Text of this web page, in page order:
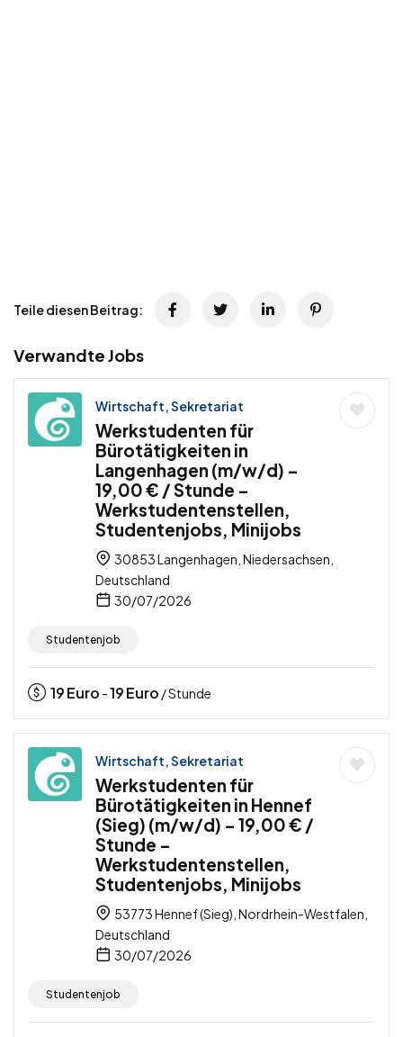
Teile diesen Beitrag:
Verwandte Jobs
Wirtschaft, Sekretariat
Werkstudenten für
Bürotätigkeiten in
Langenhagen (m/w/d) –
19,00 € / Stunde –
Werkstudentenstellen,
Studentenjobs, Minijobs
30853 Langenhagen, Niedersachsen,
Deutschland
30/07/2026
Studentenjob
19Euro -19Euro / Stunde
Wirtschaft, Sekretariat
Werkstudenten für
Bürotätigkeiten in Hennef
(Sieg) (m/w/d) – 19,00 € /
Stunde –
Werkstudentenstellen,
Studentenjobs, Minijobs
53773 Hennef (Sieg), Nordrhein-Westfalen,
Deutschland
30/07/2026
Studentenjob